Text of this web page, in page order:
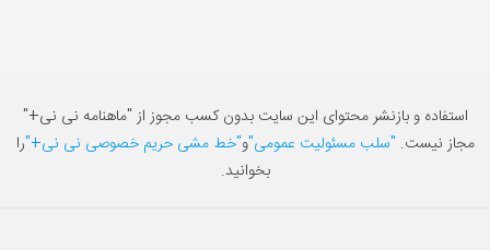
استفاده و بازنشر محتوای این سایت بدون کسب مجوز از "ماهنامه نی نی+"
مجاز نیست. "سلب مسئولیت عمومی"و"خط مشی حریم خصوصی نی نی+"را
بخوانید.